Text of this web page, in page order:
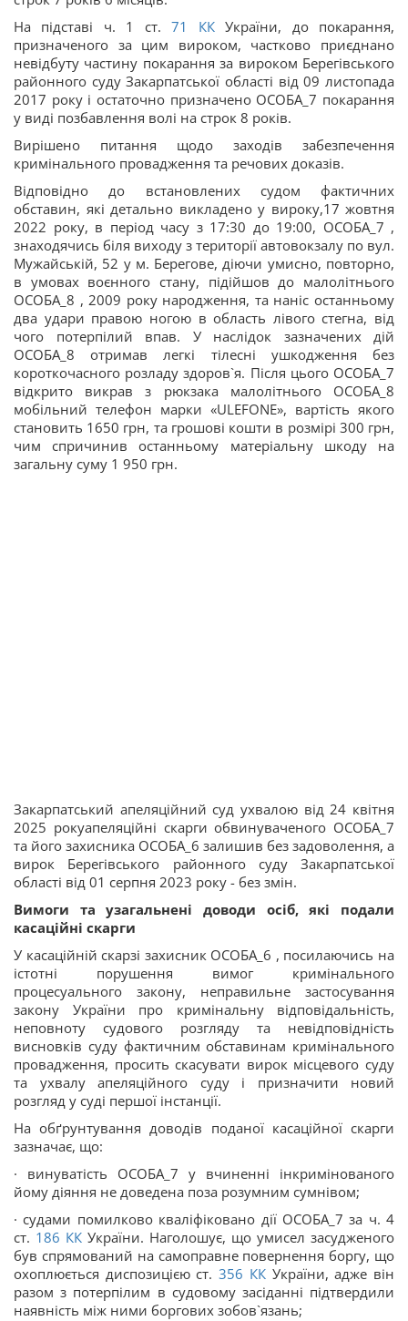
На підставі ч. 1 ст. 71 ККУкраїни, до покарання,
призначеного за цим вироком, частково приєднано
невідбуту частину покарання за вироком Берегівського
районного суду Закарпатської області від 09 листопада
2017 року і остаточно призначено ОСОБА_7 покарання
у виді позбавлення волі на строк 8 років.
Вирішено питання щодо заходів забезпечення
кримінального провадження та речових доказів.
Відповідно до встановлених судом фактичних
обставин, які детально викладено у вироку,17 жовтня
2022 року, в період часу з 17:30 до 19:00, ОСОБА_7 ,
знаходячись біля виходу з території автовокзалу по вул.
Мужайській, 52 у м. Берегове, діючи умисно, повторно,
в умовах воєнного стану, підійшов до малолітнього
ОСОБА_8 , 2009 року народження, та наніс останньому
два удари правою ногою в область лівого стегна, від
чого потерпілий впав. У наслідок зазначених дій
ОСОБА_8 отримав легкі тілесні ушкодження без
короткочасного розладу здоров`я. Після цього ОСОБА_7
відкрито викрав з рюкзака малолітнього ОСОБА_8
мобільний телефон марки «ULEFONE», вартість якого
становить 1650 грн, та грошові кошти в розмірі 300 грн,
чим спричинив останньому матеріальну шкоду на
загальну суму 1 950 грн.
Закарпатський апеляційний суд ухвалою від 24 квітня
2025 рокуапеляційні скарги обвинуваченого ОСОБА_7
та його захисника ОСОБА_6 залишив без задоволення, а
вирок Берегівського районного суду Закарпатської
області від 01 серпня 2023 року - без змін.
Вимоги та узагальнені доводи осіб, які подали
касаційні скарги
У касаційній скарзі захисник ОСОБА_6 , посилаючись на
істотні порушення вимог кримінального
процесуального закону, неправильне застосування
закону України про кримінальну відповідальність,
неповноту судового розгляду та невідповідність
висновків суду фактичним обставинам кримінального
провадження, просить скасувати вирок місцевого суду
та ухвалу апеляційного суду і призначити новий
розгляд у суді першої інстанції.
На обґрунтування доводів поданої касаційної скарги
зазначає, що:
· винуватість ОСОБА_7 у вчиненні інкримінованого
йому діяння не доведена поза розумним сумнівом;
· судами помилково кваліфіковано дії ОСОБА_7 за ч. 4
ст. 186 КК України. Наголошує, що умисел засудженого
був спрямований на самоправне повернення боргу, що
охоплюється диспозицією ст. 356 ККУкраїни, адже він
разом з потерпілим в судовому засіданні підтвердили
наявність між ними боргових зобов`язань;